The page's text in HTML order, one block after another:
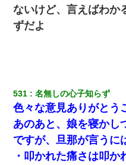
ないけど、言えばわか
ずだよ
531 名無しの心子知らず
色々な意見ありがとう
あのあと、娘を寝かし
ですが、旦那が言うに
・叩かれた痛さは叩